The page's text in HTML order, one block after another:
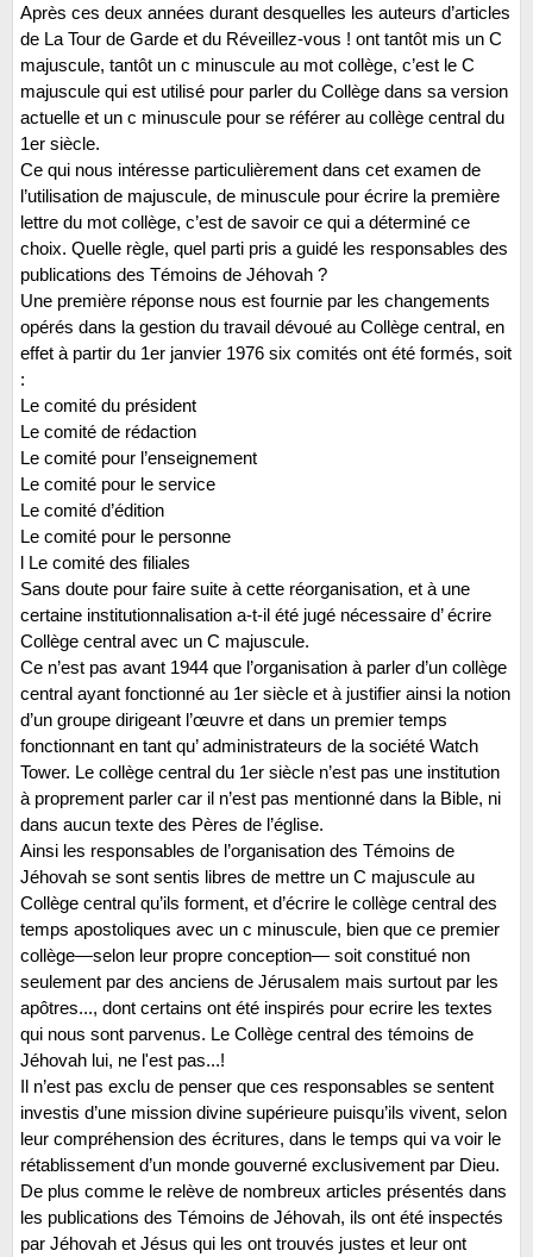
Après ces deux années durant desquelles les auteurs d’articles
de La Tour de Garde et du Réveillez-vous ! ont tantôt mis un C
majuscule, tantôt un c minuscule au mot collège, c’est le C
majuscule qui est utilisé pour parler du Collège dans sa version
actuelle et un c minuscule pour se référer au collège central du
1er siècle.
Ce qui nous intéresse particulièrement dans cet examen de
l’utilisation de majuscule, de minuscule pour écrire la première
lettre du mot collège, c’est de savoir ce qui a déterminé ce
choix. Quelle règle, quel parti pris a guidé les responsables des
publications des Témoins de Jéhovah ?
Une première réponse nous est fournie par les changements
opérés dans la gestion du travail dévoué au Collège central, en
effet à partir du 1er janvier 1976 six comités ont été formés, soit
:
Le comité du président
Le comité de rédaction
Le comité pour l’enseignement
Le comité pour le service
Le comité d’édition
Le comité pour le personne
l Le comité des filiales
Sans doute pour faire suite à cette réorganisation, et à une
certaine institutionnalisation a-t-il été jugé nécessaire d’ écrire
Collège central avec un C majuscule.
Ce n’est pas avant 1944 que l’organisation à parler d’un collège
central ayant fonctionné au 1er siècle et à justifier ainsi la notion
d’un groupe dirigeant l’œuvre et dans un premier temps
fonctionnant en tant qu’ administrateurs de la société Watch
Tower. Le collège central du 1er siècle n’est pas une institution
à proprement parler car il n’est pas mentionné dans la Bible, ni
dans aucun texte des Pères de l’église.
Ainsi les responsables de l’organisation des Témoins de
Jéhovah se sont sentis libres de mettre un C majuscule au
Collège central qu’ils forment, et d’écrire le collège central des
temps apostoliques avec un c minuscule, bien que ce premier
collège—selon leur propre conception— soit constitué non
seulement par des anciens de Jérusalem mais surtout par les
apôtres..., dont certains ont été inspirés pour ecrire les textes
qui nous sont parvenus. Le Collège central des témoins de
Jéhovah lui, ne l'est pas...!
Il n’est pas exclu de penser que ces responsables se sentent
investis d’une mission divine supérieure puisqu’ils vivent, selon
leur compréhension des écritures, dans le temps qui va voir le
rétablissement d’un monde gouverné exclusivement par Dieu.
De plus comme le relève de nombreux articles présentés dans
les publications des Témoins de Jéhovah, ils ont été inspectés
par Jéhovah et Jésus qui les ont trouvés justes et leur ont